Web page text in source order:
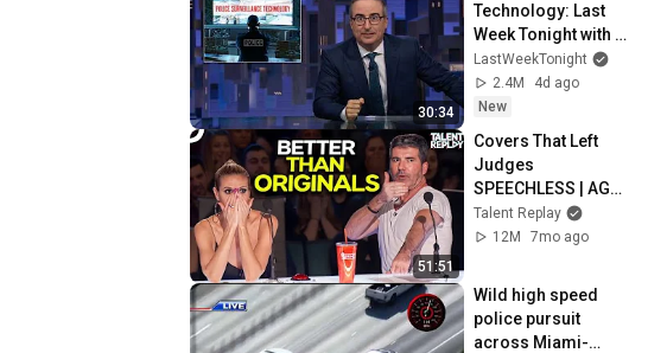
30:34
Technology: Last
Week Tonight with
John Oliver (HBO)
LastWeekTonight
2.4M
4d ago
New
51:51
Covers That Left
Judges
SPEECHLESS | AGT
2025
Talent Replay
12M
7mo ago
Wild high speed
police pursuit
across Miami-